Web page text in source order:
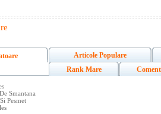
Articole Populare
Rank Mare
Smantana
Pesmet